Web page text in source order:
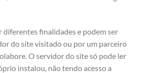
diferentes finalidades e podem ser
do site visitado ou por um parceiro
O servidor do site só pode ler
instalou, não tendo acesso a